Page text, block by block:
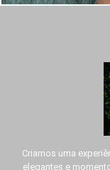
Criamos uma
elegantes e